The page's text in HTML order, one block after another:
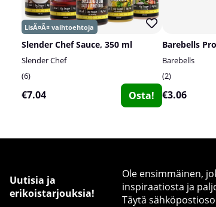
Slender Chef Sauce, 350 ml
Slender Chef
6
€7.04 Osta!
Barebells
Barebells
2
€3.06
Uutisia ja
erikoistarjouksia!
Ole ensimmäinen,
inspiraatiosta ja
Täytä